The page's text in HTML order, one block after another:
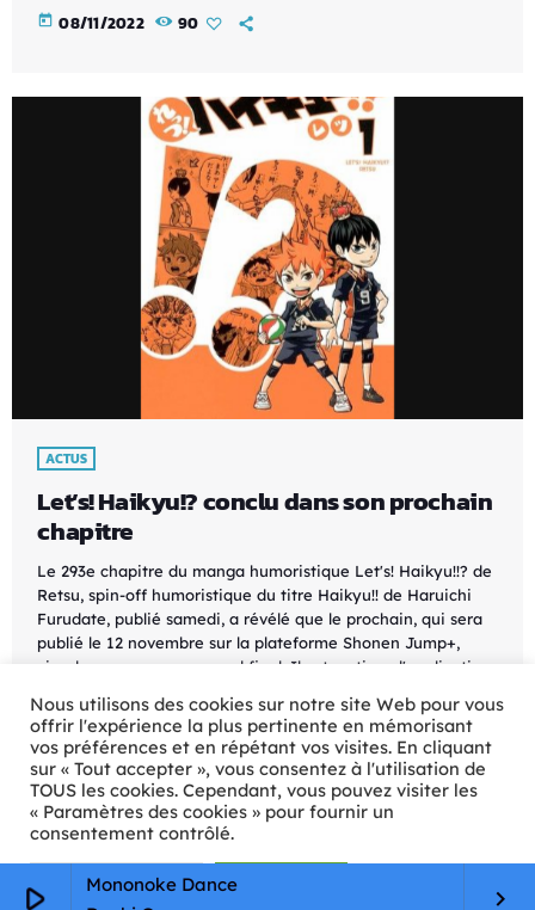
play_arrow
Mononoke Dance
keyboard_arrow_right
today 08/11/2022 90
ACTUS
Let’s! Haikyu!? conclu dans son prochain
chapitre
Le 293e chapitre du manga humoristique Let's! Haikyu!!? de
Retsu, spin-off humoristique du titre Haikyu!! de Haruichi
Furudate, publié samedi, a révélé que le prochain, qui sera
publié le 12 novembre sur la plateforme Shonen Jump+,
viendra marquer son grand final. Il est sorti sur l'application
repris sa sérialisation en octobre 2020. Son premier tome a
été publié en mars 2015, et son 10e le 2 septembre dernier.
[…]
today 07/11/2022 33
Nous utilisons des cookies sur notre site Web pour vous
offrir l'expérience la plus pertinente en mémorisant
vos préférences et en répétant vos visites. En cliquant
sur « Tout accepter », vous consentez à l'utilisation de
TOUS les cookies. Cependant, vous pouvez visiter les
« Paramètres des cookies » pour fournir un
consentement contrôlé.
Paramètres Cookie Tout accepter